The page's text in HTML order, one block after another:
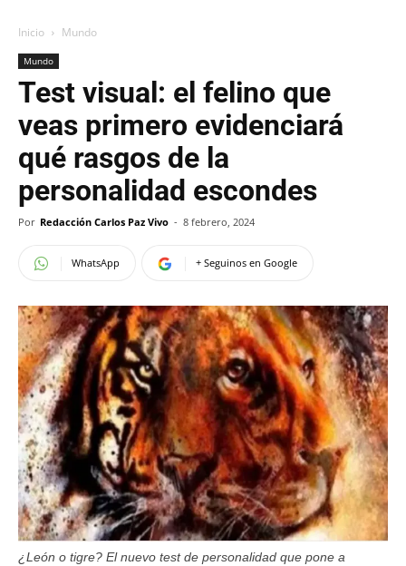
Inicio Mundo
Mundo
Test visual: el felino que
veas primero evidenciará
qué rasgos de la
personalidad escondes
Por Redacción Carlos Paz Vivo - 8 febrero, 2024
WhatsApp + Seguinos en Google
¿León o tigre? El nuevo test de personalidad que pone a